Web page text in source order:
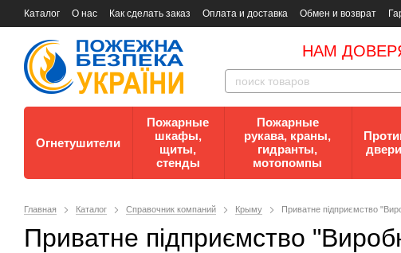
Каталог О нас Как сделать заказ Оплата и доставка Обмен и возврат
Документы
Контакты Документы по пожарной безопасности
НАМ
Огнетушители
Пожарные
шкафы,
щиты,
стенды
Пожарные
рукава, краны,
гидранты,
мотопомпы
Главная Каталог Справочник компаний Крыму Приватне підприємство
Приватне підприємство